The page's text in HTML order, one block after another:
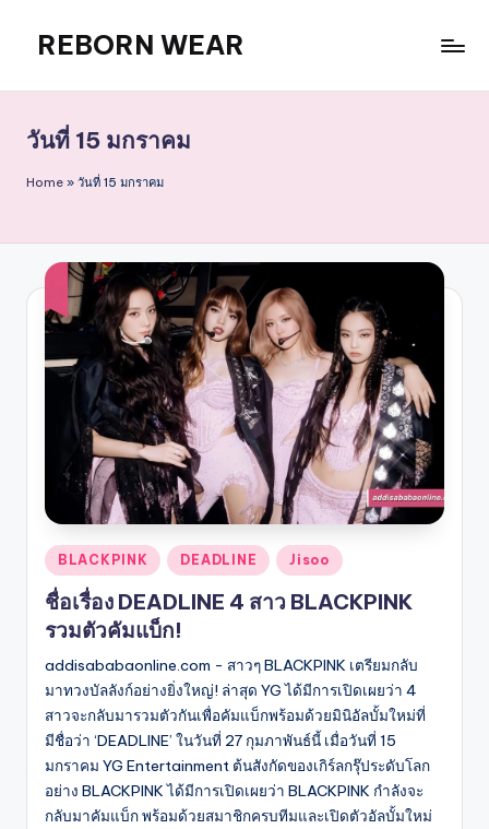
content
REBORN WEAR
วันที่ 15 มกราคม
Home » วันที่ 15 มกราคม
Posted
in
BLACKPINK DEADLINE Jisoo
ชื่อเรื่อง DEADLINE 4 สาว BLACKPINK
รวมตัวคัมแบ็ก!
addisababaonline.com - สาวๆ BLACKPINK เตรียมกลับ
มาทวงบัลลังก์อย่างยิ่งใหญ่! ล่าสุด YG ได้มีการเปิดเผยว่า 4
สาวจะกลับมารวมตัวกันเพื่อคัมแบ็กพร้อมด้วยมินิอัลบั้มใหม่ที่
มีชื่อว่า ‘DEADLINE’ ในวันที่ 27 กุมภาพันธ์นี้ เมื่อวันที่ 15
มกราคม YG Entertainment ต้นสังกัดของเกิร์ลกรุ๊ประดับโลก
อย่าง BLACKPINK ได้มีการเปิดเผยว่า BLACKPINK กำลังจะ
กลับมาคัมแบ็ก พร้อมด้วยสมาชิกครบทีมและเปิดตัวอัลบั้มใหม่